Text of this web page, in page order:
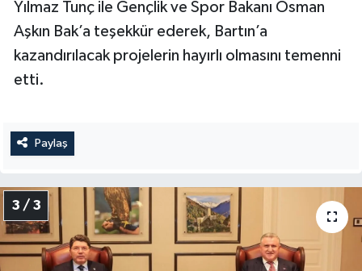
Yılmaz Tunç ile Gençlik ve Spor Bakanı Osman
Aşkın Bak’a teşekkür ederek, Bartın’a
kazandırılacak projelerin hayırlı olmasını temenni
etti.
Paylaş
3 / 3